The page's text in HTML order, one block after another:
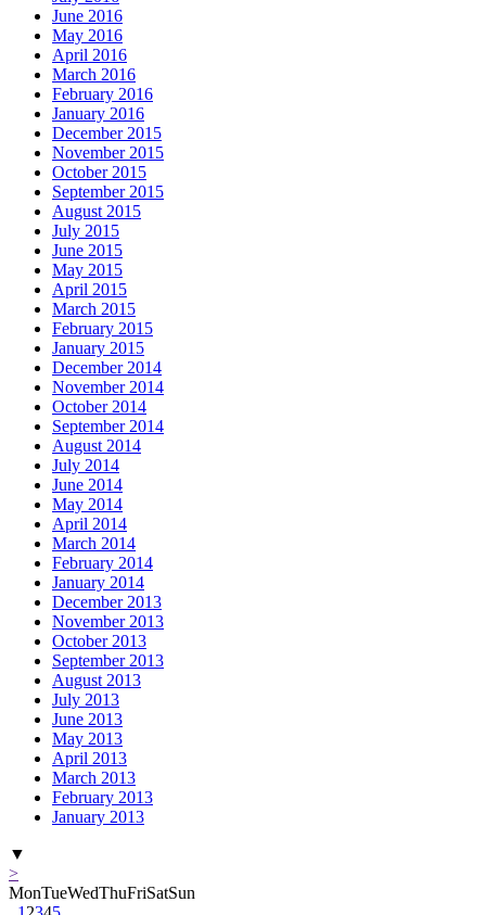
June 2016
May 2016
April 2016
March 2016
February 2016
January 2016
December 2015
November 2015
October 2015
September 2015
August 2015
July 2015
June 2015
May 2015
April 2015
March 2015
February 2015
January 2015
December 2014
November 2014
October 2014
September 2014
August 2014
July 2014
June 2014
May 2014
April 2014
March 2014
February 2014
January 2014
December 2013
November 2013
October 2013
September 2013
August 2013
July 2013
June 2013
May 2013
April 2013
March 2013
February 2013
January 2013
▼
>
MonTueWedThuFriSatSun